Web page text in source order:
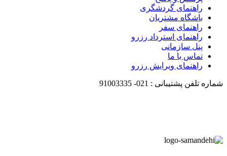
راهنمای گردشگری
باشگاه مشتریان
راهنمای سفر
راهنمای استرداد رزرو
پنل سازمانی
تماس با ما
راهنمای ویرایش رزرو
شماره تلفن پشتیبانی : 021-
91003335